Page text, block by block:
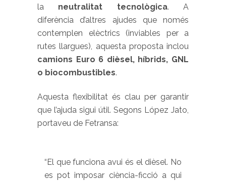
la neutralitat tecnològica. A
diferència d’altres ajudes que només
contemplen elèctrics (inviables per a
rutes llargues), aquesta proposta inclou
camions Euro 6 dièsel, híbrids, GNL
o biocombustibles.
Aquesta flexibilitat és clau per garantir
que l’ajuda sigui útil. Segons López Jato,
portaveu de Fetransa:
“El que funciona avui és el dièsel. No
es pot imposar ciència-ficció a qui